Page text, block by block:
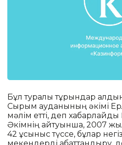
Бұл туралы тұрғындар
Сырым ауданының әкімі
мәлім етті, деп хабарлайды
Әкімнің айтуынша, 2007
42 ұсыныс түссе, бұлар
мекендерді абаттандыру,